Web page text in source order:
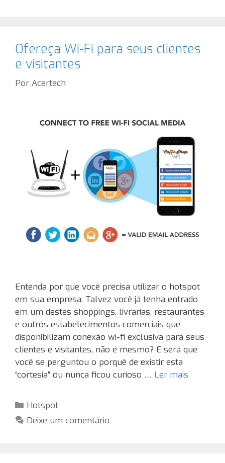
Ofereça Wi-Fi para seus clientes
e visitantes
Por Acertech
Entenda por que você precisa utilizar o hotspot
em sua empresa. Talvez você já tenha entrado
em um destes shoppings, livrarias, restaurantes
e outros estabelecimentos comerciais que
disponibilizam conexão wi-fi exclusiva para seus
clientes e visitantes, não é mesmo? E será que
você se perguntou o porquê de existir esta
“cortesia” ou nunca ficou curioso … Ler mais
Categorias
Hotspot
Deixe um comentário